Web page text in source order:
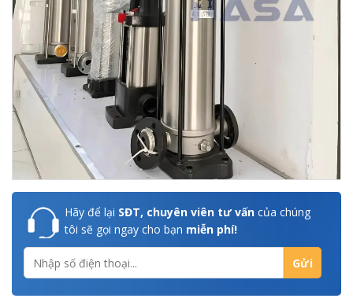
Hãy để lại SĐT, chuyên viên tư vấn của chúng
tôi sẽ gọi ngay cho bạn miễn phí!